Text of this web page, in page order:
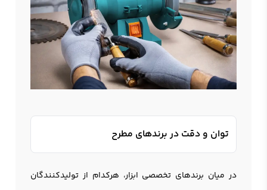
توان و دقت در برندهای مطرح
در میان برندهای تخصصی ابزار، هرکدام از تولیدکنندگان